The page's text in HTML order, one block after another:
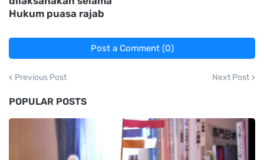
Hukum puasa rajab
Post a Comment (0)
Previous Post Next Post
POPULAR POSTS